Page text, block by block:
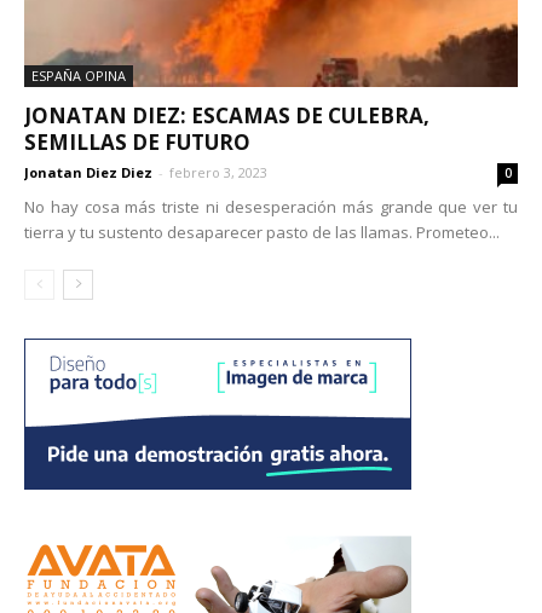
ESPAÑA OPINA
JONATAN DIEZ: ESCAMAS DE CULEBRA,
SEMILLAS DE FUTURO
Jonatan Diez Diez - febrero 3, 2023 0
No hay cosa más triste ni desesperación más grande que ver tu
tierra y tu sustento desaparecer pasto de las llamas. Prometeo...